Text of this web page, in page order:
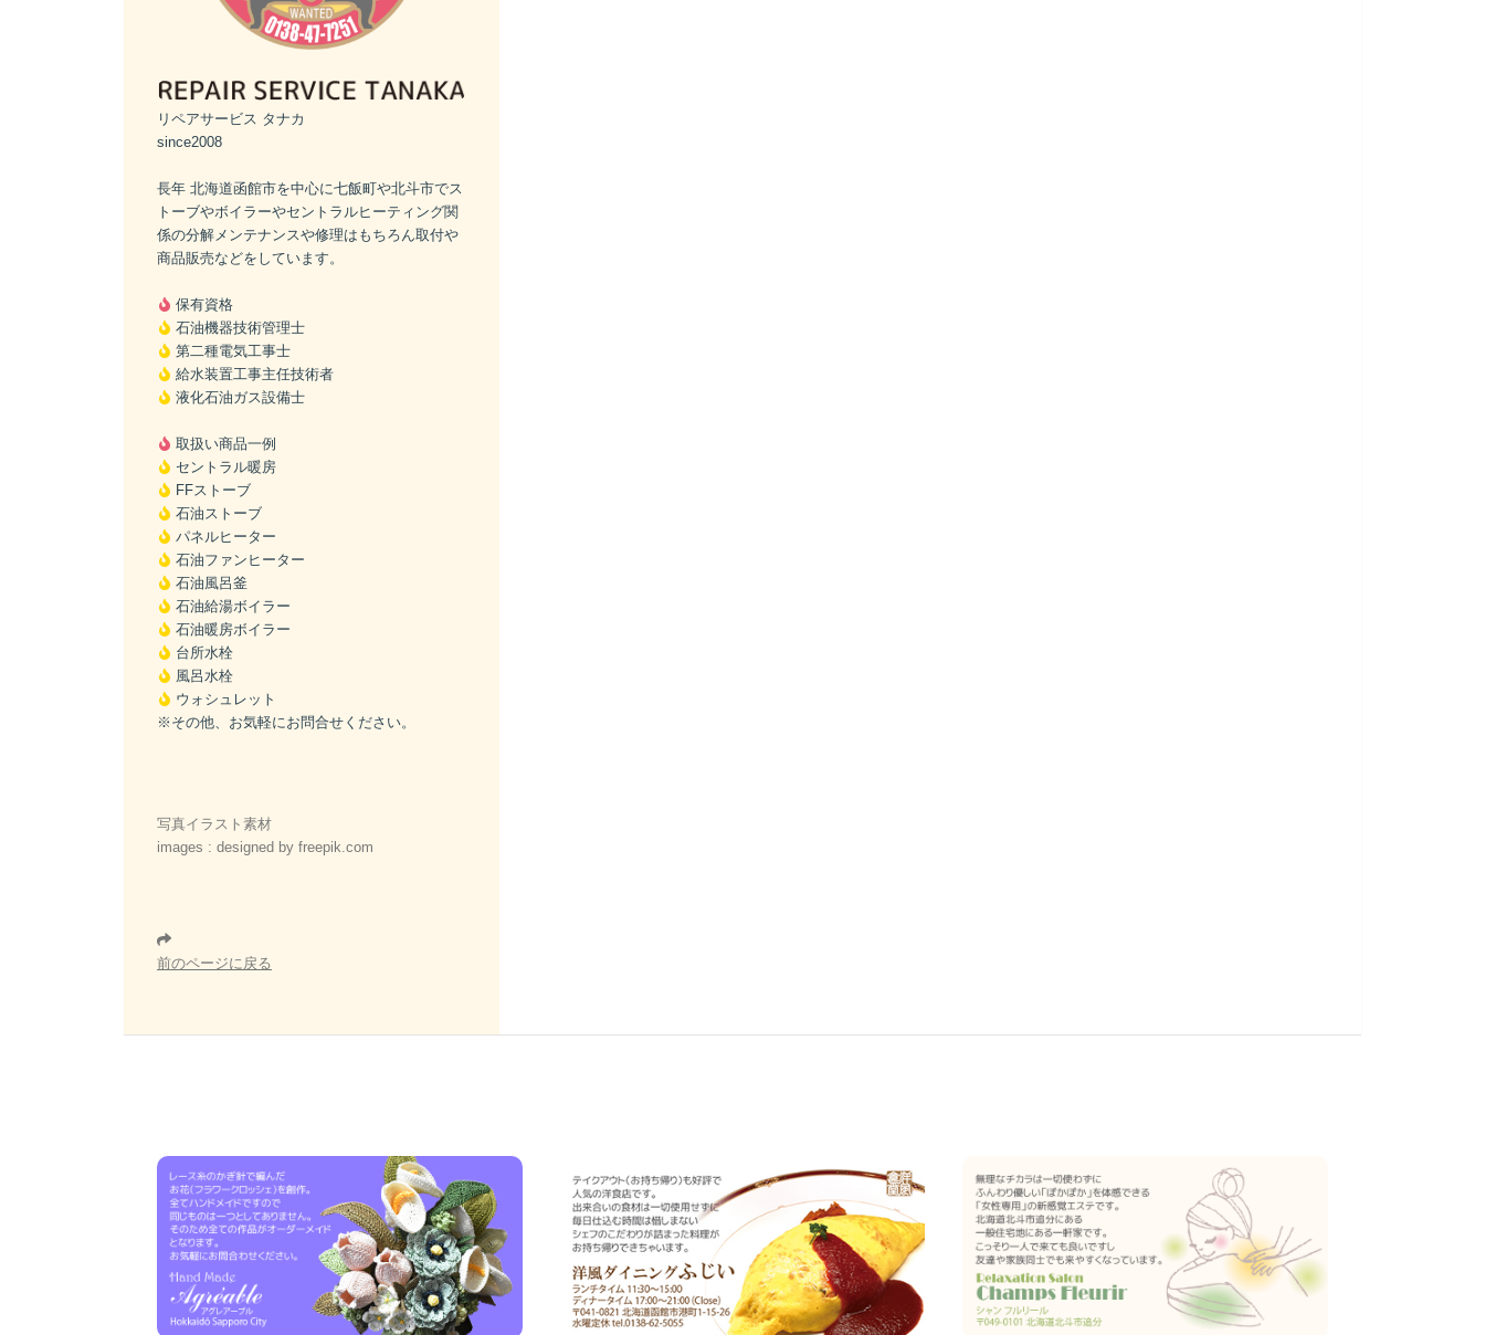
リペアサービス タナカ
since2008
長年 北海道函館市を中心に七飯町や北斗市でス
トーブやボイラーやセントラルヒーティング関
係の分解メンテナンスや修理はもちろん取付や
商品販売などをしています。
保有資格
石油機器技術管理士
第二種電気工事士
給水装置工事主任技術者
液化石油ガス設備士
取扱い商品一例
セントラル暖房
FFストーブ
石油ストーブ
パネルヒーター
石油ファンヒーター
石油風呂釜
石油給湯ボイラー
石油暖房ボイラー
台所水栓
風呂水栓
ウォシュレット
※その他、お気軽にお問合せください。
写真イラスト素材
images : designed by freepik.com
前のページに戻る